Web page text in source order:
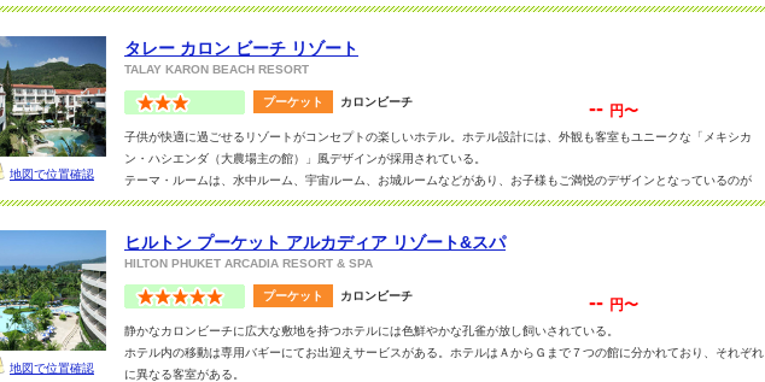
タイ料理が味わえます。ホスピタリティーあふれるスタッフが、最高のサービスでおもてなしします。
地図で位置確認
タレー カロン ビーチ リゾート
TALAY KARON BEACH RESORT
子供が快適に過ごせるリゾートがコンセプトの楽しいホテル。ホテル設計には、外観も客室もユニークな「メキシカ
ン・ハシエンダ（大農場主の館）」風デザインが採用されている。
テーマ・ルームは、水中ルーム、宇宙ルーム、お城ルームなどがあり、お子様もご満悦のデザインとなっているのが
特徴。（いづれもコネクティングでの２ベットルームとなります）もちろん普通にデラックスとスイートにはシービュ
レストランもお子様向けのキャッスル・バー、大人向けのジョークルーズの様にそれぞれコンセプトが別れており、
リゾートのこだわりが伝わってくる。
恐竜プールにはお子様用ウォータースライダーも有り。キッズクラブも充実し、サイアムアドベンチャークラブは、お
客様が滞在中の担当レンジャーを紹介、様々なご家族向けプログラムを提供してくれるという気配りもあり、正に、楽
しいリゾート滞在となるよう至れり尽くせりのサービスが！また、レストランの朝食も美味しいと好評。
プーケット カロンビーチ -- 円〜
地図で位置確認
ヒルトン プーケット アルカディア リゾート&スパ
HILTON PHUKET ARCADIA RESORT & SPA
静かなカロンビーチに広大な敷地を持つホテルには色鮮やかな孔雀が放し飼いされている。
ホテル内の移動は専用バギーにてお出迎えサービスがある。ホテルはＡからＧまで７つの館に分かれており、それぞれ
に異なる客室がある。
プーケット カロンビーチ -- 円〜